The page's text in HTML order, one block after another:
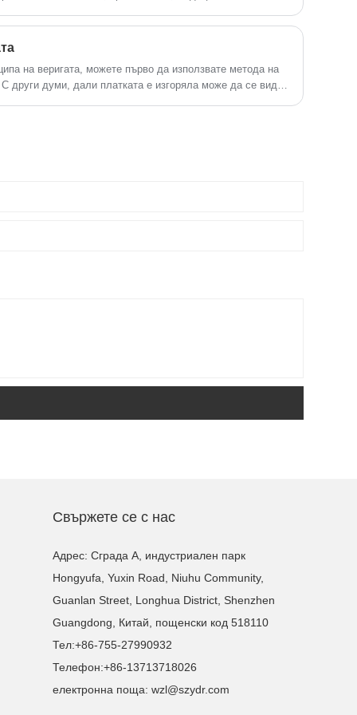
на веригата, можете първо да използвате метода на
други думи, дали платката е изгоряла може да се види
Свържете се с нас
Адрес: Сграда A, индустриален парк
Hongyufa, Yuxin Road, Niuhu Community,
Guanlan Street, Longhua District, Shenzhen
Guangdong, Китай, пощенски код 518110
Тел:+86-755-27990932
Телефон:+86-13713718026
електронна поща: wzl@szydr.com